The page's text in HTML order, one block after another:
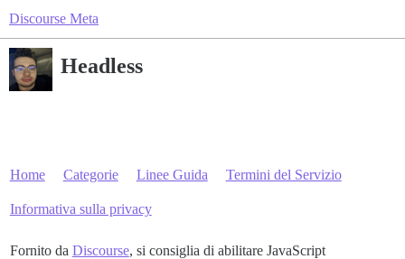
Discourse Meta
Headless
Home Categorie Linee Guida Termini del Servizio
Informativa sulla privacy
Fornito da Discourse, si consiglia di abilitare JavaScript